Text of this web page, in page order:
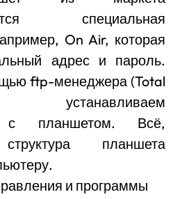
специальная
On Air, которая
адрес и пароль.
ftp-менеджера (Total
устанавливаем
с планшетом. Всё,
планшета
и программы